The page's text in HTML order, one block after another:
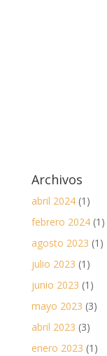
Archivos
abril 2024(1)
febrero 2024(1)
agosto 2023 (1)
julio 2023 (1)
junio 2023 (1)
mayo 2023 (3)
abril 2023 (3)
enero 2023 (1)